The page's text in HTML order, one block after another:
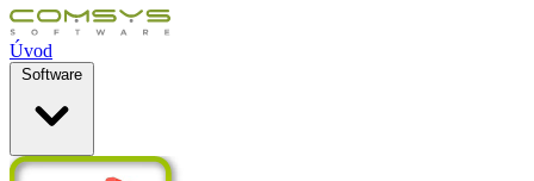
Úvod
Software